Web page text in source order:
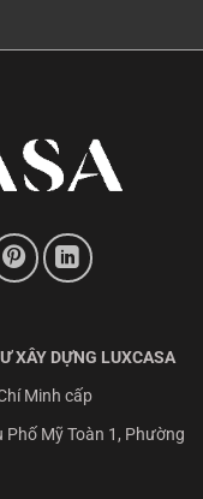
XÂY DỰNG LUXCASA
Minh cấp
Phố Mỹ Toàn 1, Phường